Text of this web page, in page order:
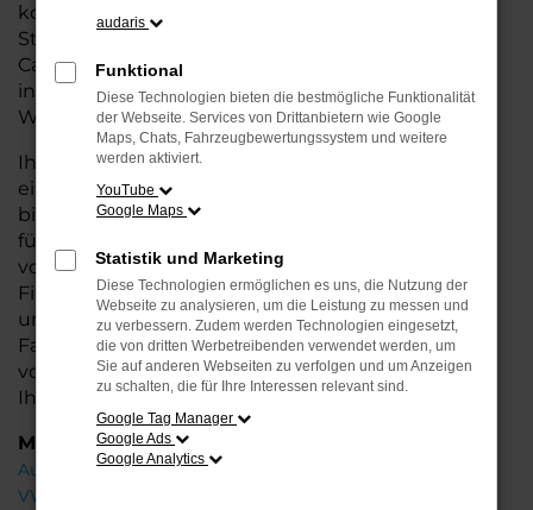
komfortables Fahrzeug möchte. Egal, ob für den
Stadtverkehr oder längere Fahrten – der T7
California bietet Ihnen höchsten Fahrkomfort,
innovative Features und eine herausragende
Wirtschaftlichkeit.
Ihr VW Autohaus in Oldenburg steht Ihnen mit
einer breiten Auswahl an Neuwagen zur Seite und
bietet Ihnen umfassende Beratung, damit Sie das
für Sie passende Fahrzeug finden. Profitieren Sie
von zusätzlichen Services wie attraktiven
Finanzierungsmöglichkeiten, Leasingangeboten
und der Inzahlungnahme Ihres aktuellen
Fahrzeugs. Besuchen Sie uns und lassen Sie sich
von unseren Experten beraten – wir freuen uns,
Ihnen den perfekten Neuwagen zu präsentieren!
Marken
Audi
VW
audaris
Funktional
Diese Technologien bieten die bestmögliche Funktionalität
der Webseite. Services von Drittanbietern wie Google
Maps, Chats, Fahrzeugbewertungssystem und weitere
werden aktiviert.
YouTube
Google Maps
Statistik und Marketing
Diese Technologien ermöglichen es uns, die Nutzung der
Webseite zu analysieren, um die Leistung zu messen und
zu verbessern. Zudem werden Technologien eingesetzt,
die von dritten Werbetreibenden verwendet werden, um
Sie auf anderen Webseiten zu verfolgen und um Anzeigen
zu schalten, die für Ihre Interessen relevant sind.
Google Tag Manager
Google Ads
Google Analytics